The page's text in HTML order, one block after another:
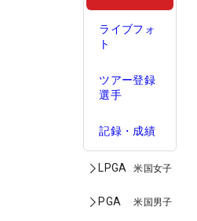
ライブフォ
ト
ツアー登録
選手
記録・成績
LPGA 米国女子
PGA 米国男子